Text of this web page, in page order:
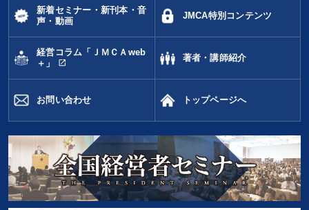
新着セミナー・新刊本・音
声・動画
JMCA特別コンテンツ
経営コラム「ＪＭＣＡweb
＋」
open_in_new
著者・講師紹介
お問い合わせ トップページへ